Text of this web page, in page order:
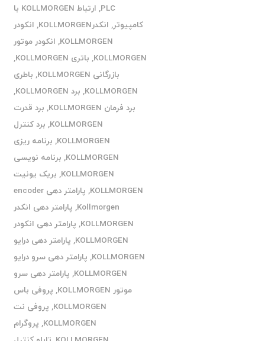
PLC
,
ارتباط KOLLMORGEN با
کامپیوتر, انکدرKOLLMORGEN , انکودر
KOLLMORGEN
, انکودر موتور
KOLLMORGEN
, باتری KOLLMORGEN
,
بازرگانی KOLLMORGEN
, باطری
KOLLMORGEN
, برد KOLLMORGEN
,
برد فرمان KOLLMORGEN
, برد قدرت
KOLLMORGEN
, برد کنترل
KOLLMORGEN
, برنامه ریزی
KOLLMORGEN
, برنامه نویسی
KOLLMORGEN
, بریک یونیت
KOLLMORGEN
,
پارامتر دهی encoder
Kollmorgen
, پارامتر دهی انکدر
KOLLMORGEN
, پارامتر دهی انکودر
KOLLMORGEN
, پارامتر دهی درایو
KOLLMORGEN
, پارامتر دهی سرو درایو
KOLLMORGEN
, پارامتر دهی سرو
موتور KOLLMORGEN
, پروفی باس
KOLLMORGEN
, پروفی نت
KOLLMORGEN
, پروگرام